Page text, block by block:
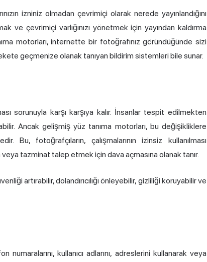
izniniz olmadan çevrimiçi olarak nerede yayınlandığını
ve çevrimiçi varlığınızı yönetmek için yayından kaldırma
motorları, internette bir fotoğrafınız göründüğünde sizi
geçmenize olanak tanıyan bildirim sistemleri bile sunar.
sorunuyla karşı karşıya kalır. İnsanlar tespit edilmekten
Ancak gelişmiş yüz tanıma motorları, bu değişikliklere
Bu, fotoğrafçıların, çalışmalarının izinsiz kullanılması
veya tazminat talep etmek için dava açmasına olanak tanır.
artırabilir, dolandırıcılığı önleyebilir, gizliliği koruyabilir ve
numaralarını, kullanıcı adlarını, adreslerini kullanarak veya